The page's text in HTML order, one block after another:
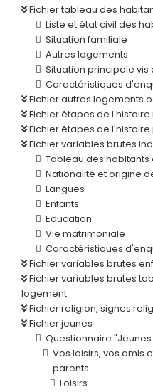
Fichier tableau des
Liste et état civil des
Situation familiale
Autres logements
Situation principale vis
Caractéristiques
Fichier autres logements
Fichier étapes de
Fichier étapes de
Fichier variables brutes
Tableau des
Nationalité et origine
Langues
Enfants
Education
Vie matrimoniale
Caractéristiques
Fichier variables brutes
Fichier variables brutes
logement
Fichier religion, signes
Fichier jeunes
Questionnaire
Vos loisirs, vos amis
parents
Loisirs